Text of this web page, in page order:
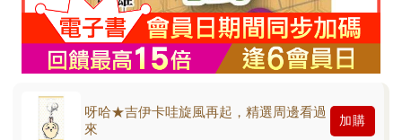
呀哈★吉伊卡哇旋風再起，精選周邊看過
來
加購